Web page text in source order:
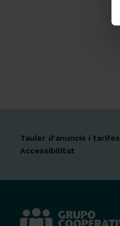
Tauler d'anuncis i tarifes
Accessibilitat